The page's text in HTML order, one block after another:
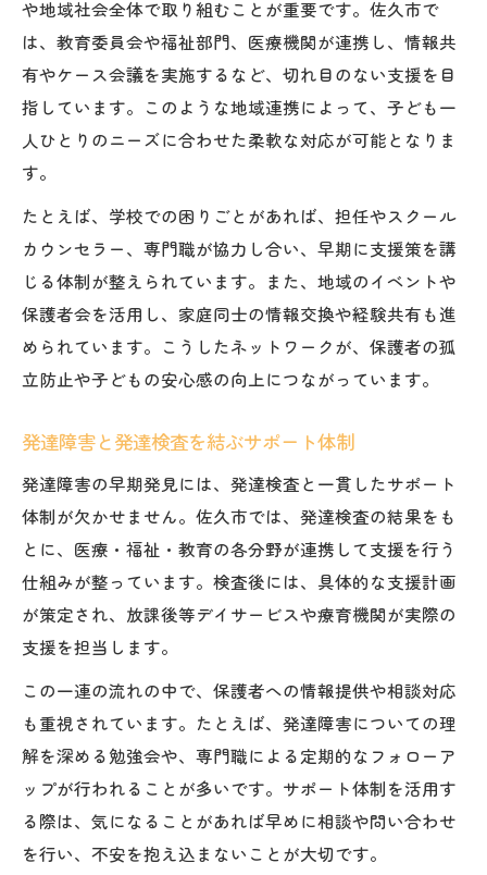
や地域社会全体で取り組むことが重要です。佐久市で
は、教育委員会や福祉部門、医療機関が連携し、情報共
有やケース会議を実施するなど、切れ目のない支援を目
指しています。このような地域連携によって、子ども一
人ひとりのニーズに合わせた柔軟な対応が可能となりま
す。
たとえば、学校での困りごとがあれば、担任やスクール
カウンセラー、専門職が協力し合い、早期に支援策を講
じる体制が整えられています。また、地域のイベントや
保護者会を活用し、家庭同士の情報交換や経験共有も進
められています。こうしたネットワークが、保護者の孤
立防止や子どもの安心感の向上につながっています。
発達障害と発達検査を結ぶサポート体制
発達障害の早期発見には、発達検査と一貫したサポート
体制が欠かせません。佐久市では、発達検査の結果をも
とに、医療・福祉・教育の各分野が連携して支援を行う
仕組みが整っています。検査後には、具体的な支援計画
が策定され、放課後等デイサービスや療育機関が実際の
支援を担当します。
この一連の流れの中で、保護者への情報提供や相談対応
も重視されています。たとえば、発達障害についての理
解を深める勉強会や、専門職による定期的なフォローア
ップが行われることが多いです。サポート体制を活用す
る際は、気になることがあれば早めに相談や問い合わせ
を行い、不安を抱え込まないことが大切です。